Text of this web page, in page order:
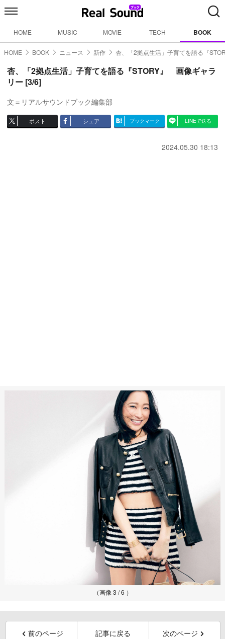
HOME MUSIC MOVIE TECH BOOK
HOME BOOK ニュース 新作 杏、「2拠点生活」子育てを語る『
杏、「2拠点生活」子育てを語る『STORY』 画像ギャラ
リー [3/6]
文＝リアルサウンドブック編集部
ポスト シェア ブックマーク LINEで送る
2024.05.30 18:13
（画像 3 / 6 ）
前のページ 記事に戻る 次のページ